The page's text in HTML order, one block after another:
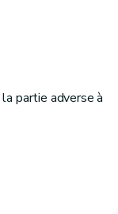
partie adverse à